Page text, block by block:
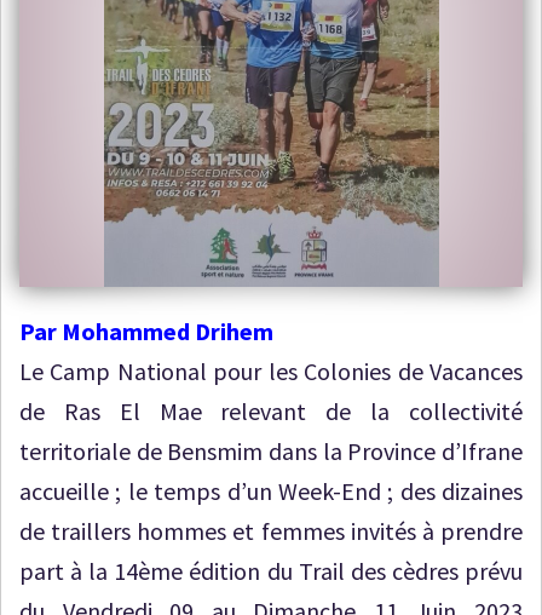
Par Mohammed Drihem
Le Camp National pour les Colonies de Vacances
de Ras El Mae relevant de la collectivité
territoriale de Bensmim dans la Province d’Ifrane
accueille ; le temps d’un Week-End ; des dizaines
de traillers hommes et femmes invités à prendre
part à la 14ème édition du Trail des cèdres prévu